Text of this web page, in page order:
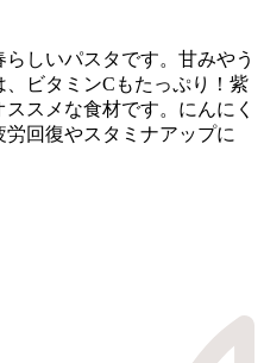
しいパスタです。甘みやう
ビタミンCもたっぷり！紫
スメな食材です。にんにく
回復やスタミナアップに